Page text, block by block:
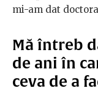
mi-am dat
Mă întreb
de ani în
ceva de a